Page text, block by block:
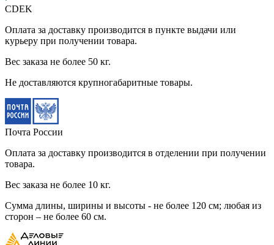
CDEK
Оплата за доставку производится в пункте выдачи или
курьеру при получении товара.
Вес заказа не более 50 кг.
Не доставляются крупногабаритные товары.
Почта России
Оплата за доставку производится в отделении при получении
товара.
Вес заказа не более 10 кг.
Cумма длины, ширины и высоты - не более 120 см; любая из
сторон – не более 60 см.